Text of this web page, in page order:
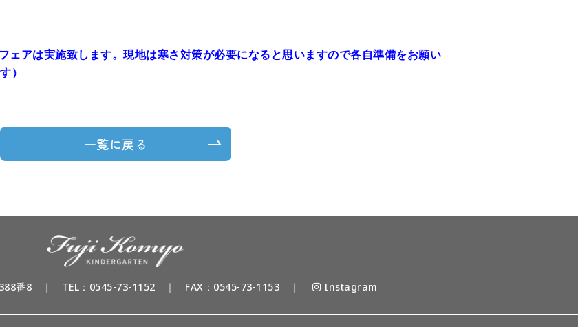
ェアは実施致します。現地は寒さ対策が必要になると思いますので各自準備をお願い
）
一覧に戻る
番8 ｜ TEL： 0545-73-1152 ｜ FAX：0545-73-1153 ｜ Instagram